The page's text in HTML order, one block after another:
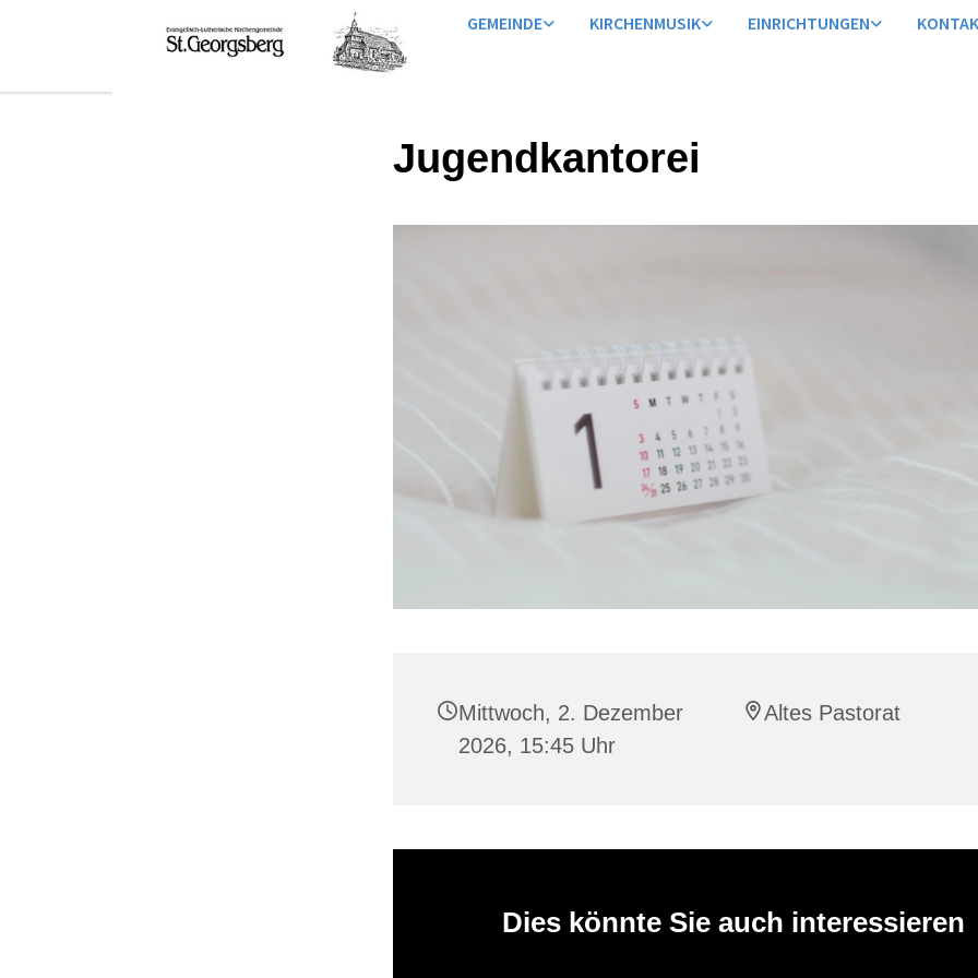
GEMEINDE KIRCHENMUSIK EINRICHTUNGEN
Jugendkantorei
Mittwoch, 2. Dezember
2026, 15:45 Uhr
Altes Pastorat
Dies könnte Sie auch interessieren